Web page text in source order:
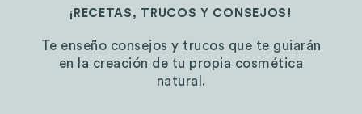
¡RECETAS, TRUCOS Y CONSEJOS!
Te enseño consejos y trucos que te guiarán
en la creación de tu propia cosmética
natural.